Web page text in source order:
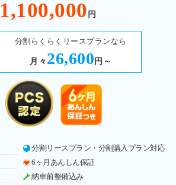
1,100,000 円
分割らくらくリースプランなら
月々 26,600 円～
分割リースプラン・分割購入プラン対応
6ヶ月あんしん保証
納車前整備込み